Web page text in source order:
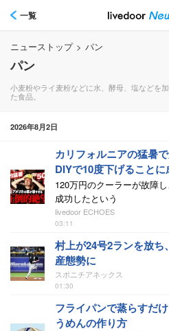
一覧
ニューストップ > パン
パン
小麦粉やライ麦粉などに水、酵母、塩などを
た食品。
2026年8月2日
カリフォルニアの猛暑
DIYで10度下げることに
120万円のクーラーが故障
成功したという
livedoor ECHOES
03:11
村上が24号2ランを放
産態勢に
スポニチアネックス
01:30
フライパンで蒸らすだ
うめんの作り方